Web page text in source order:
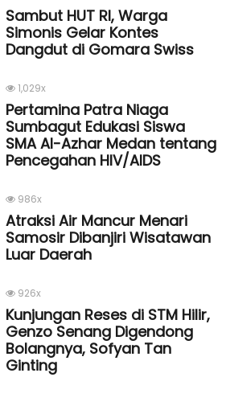
Sambut HUT RI, Warga
Simonis Gelar Kontes
Dangdut di Gomara Swiss
1,029x
Pertamina Patra Niaga
Sumbagut Edukasi Siswa
SMA Al-Azhar Medan tentang
Pencegahan HIV/AIDS
986x
Atraksi Air Mancur Menari
Samosir Dibanjiri Wisatawan
Luar Daerah
926x
Kunjungan Reses di STM Hilir,
Genzo Senang Digendong
Bolangnya, Sofyan Tan
Ginting